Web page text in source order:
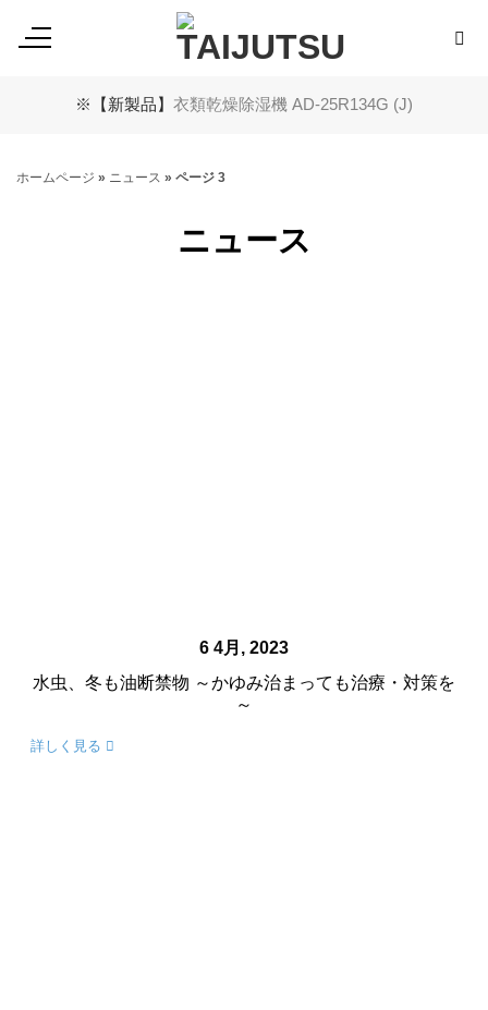
※【新製品】 衣類乾燥除湿機 AD-25R134G (J)
ホームページ » ニュース » ページ 3
ニュース
水虫、冬も油断禁物 ～かゆみ治まっても治療・対策を
～
6 4月, 2023
詳しく見る